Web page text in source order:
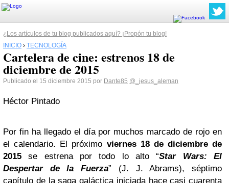
¿Los artículos de tu blog publicados aquí? ¡Propón tu blog!
INICIO › TECNOLOGÍA
Cartelera de cine: estrenos 18 de
diciembre de 2015
Publicado el 15 diciembre 2015 por Dante85 @_jesus_aleman
Héctor Pintado
Por fin ha llegado el día por muchos marcado de rojo en
el calendario. El próximo viernes 18 de diciembre de
2015 se estrena por todo lo alto “Star Wars: El
Despertar de la Fuerza” (J. J. Abrams), séptimo
capítulo de la saga galáctica iniciada hace casi cuarenta